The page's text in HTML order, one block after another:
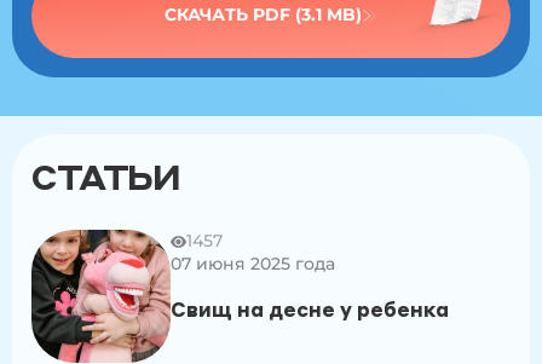
Сколько длится дискомфорт
Правильный уход
Забота о первых зубах
СКАЧАТЬ PDF (3.1 MB)
СТАТЬИ
07 июня 2025 года
1457
Свищ на десне у ребенка